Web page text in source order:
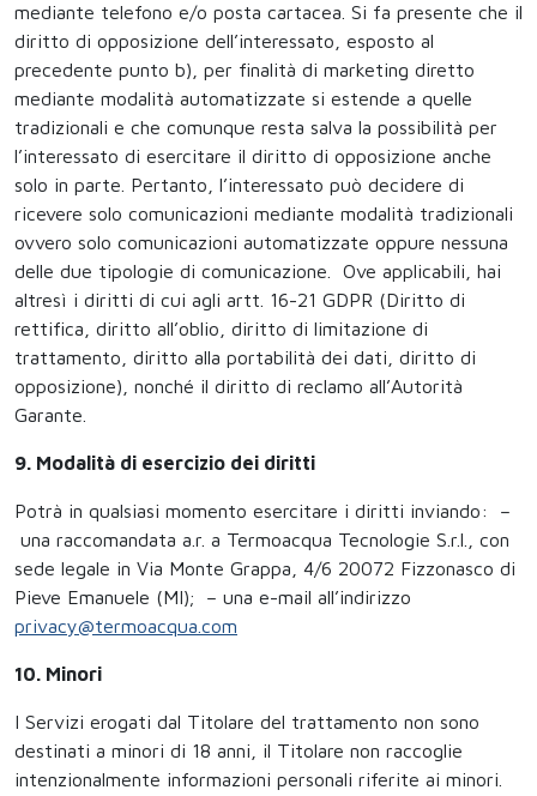
mediante telefono e/o posta cartacea. Si fa presente che il
diritto di opposizione dell’interessato, esposto al
precedente punto b), per finalità di marketing diretto
mediante modalità automatizzate si estende a quelle
tradizionali e che comunque resta salva la possibilità per
l’interessato di esercitare il diritto di opposizione anche
solo in parte. Pertanto, l’interessato può decidere di
ricevere solo comunicazioni mediante modalità tradizionali
ovvero solo comunicazioni automatizzate oppure nessuna
delle due tipologie di comunicazione. Ove applicabili, hai
altresì i diritti di cui agli artt. 16-21 GDPR (Diritto di
rettifica, diritto all’oblio, diritto di limitazione di
trattamento, diritto alla portabilità dei dati, diritto di
opposizione), nonché il diritto di reclamo all’Autorità
Garante.
9. Modalità di esercizio dei diritti
Potrà in qualsiasi momento esercitare i diritti inviando: –
una raccomandata a.r. a Termoacqua Tecnologie S.r.l., con
sede legale in Via Monte Grappa, 4/6 20072 Fizzonasco di
Pieve Emanuele (MI); – una e-mail all’indirizzo
privacy@termoacqua.com
10. Minori
I Servizi erogati dal Titolare del trattamento non sono
destinati a minori di 18 anni, il Titolare non raccoglie
intenzionalmente informazioni personali riferite ai minori.